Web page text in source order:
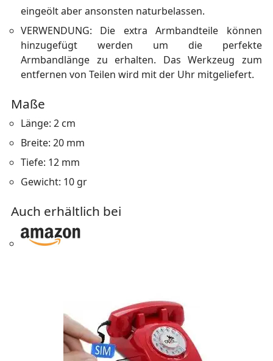
eingeölt aber ansonsten naturbelassen.
VERWENDUNG: Die extra Armbandteile können
hinzugefügt werden um die perfekte
Armbandlänge zu erhalten. Das Werkzeug zum
entfernen von Teilen wird mit der Uhr mitgeliefert.
Maße
Länge: 2 cm
Breite: 20 mm
Tiefe: 12 mm
Gewicht: 10 gr
Auch erhältlich bei